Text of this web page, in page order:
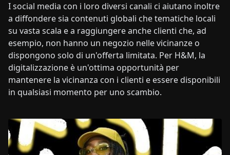
I social media con i loro diversi canali ci aiutano inoltre
a diffondere sia contenuti globali che tematiche locali
su vasta scala e a raggiungere anche clienti che, ad
esempio, non hanno un negozio nelle vicinanze o
dispongono solo di un'offerta limitata. Per H&M, la
digitalizzazione è un'ottima opportunità per
mantenere la vicinanza con i clienti e essere disponibili
in qualsiasi momento per uno scambio.